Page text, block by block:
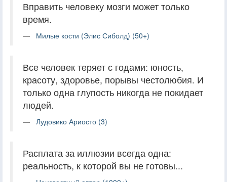
Вправить человеку мозги может только
время.
Милые кости (Элис Сиболд) (50+)
Все человек теряет с годами: юность,
красоту, здоровье, порывы честолюбия. И
только одна глупость никогда не покидает
людей.
Лудовико Ариосто (3)
Расплата за иллюзии всегда одна:
реальность, к которой вы не готовы...